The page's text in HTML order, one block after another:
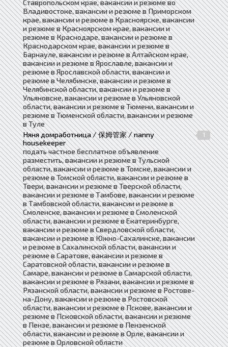
Ставропольском крае, вакансии и резюме во
Владивостоке, вакансии и резюме в Приморском
крае, вакансии и резюме в Красноярске, вакансии
и резюме в Красноярском крае, вакансии и
резюме в Краснодаре, вакансии и резюме в
Краснодарском крае, вакансии и резюме в
Барнауле, вакансии и резюме в Алтайском крае,
вакансии и резюме в Ярославле, вакансии и
резюме в Ярославской области, вакансии и
резюме в Челябинске, вакансии и резюме в
Челябинской области, вакансии и резюме в
Ульяновске, вакансии и резюме в Ульяновской
области, вакансии и резюме в Тюмени, вакансии и
резюме в Тюменской области, вакансии и резюме
в Туле
Няня домработница / 保姆管家 / nanny
housekeeper
1
подать частное бесплатное объявление
разместить, вакансии и резюме в Тульской
области, вакансии и резюме в Томске, вакансии и
резюме в Томской области, вакансии и резюме в
Твери, вакансии и резюме в Тверской области,
вакансии и резюме в Тамбове, вакансии и резюме
в Тамбовской области, вакансии и резюме в
Смоленске, вакансии и резюме в Смоленской
области, вакансии и резюме в Екатеринбурге,
вакансии и резюме в Свердловской области,
вакансии и резюме в Южно-Сахалинске, вакансии
и резюме в Сахалинской области, вакансии и
резюме в Саратове, вакансии и резюме в
Саратовской области, вакансии и резюме в
Самаре, вакансии и резюме в Самарской области,
вакансии и резюме в Рязани, вакансии и резюме в
Рязанской области, вакансии и резюме в Ростове-
на-Дону, вакансии и резюме в Ростовской
области, вакансии и резюме в Пскове, вакансии и
резюме в Псковской области, вакансии и резюме
в Пензе, вакансии и резюме в Пензенской
области, вакансии и резюме в Орле, вакансии и
резюме в Орловской области